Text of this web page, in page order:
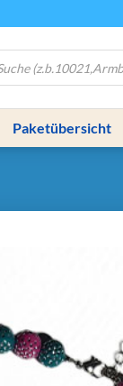
Paketübersicht